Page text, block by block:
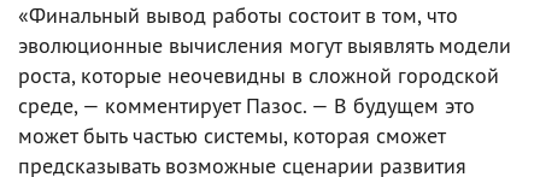
«Финальный вывод работы состоит в том, что
эволюционные вычисления могут выявлять модели
роста, которые неочевидны в сложной городской
среде, — комментирует Пазос. — В будущем это
может быть частью системы, которая сможет
предсказывать возможные сценарии развития